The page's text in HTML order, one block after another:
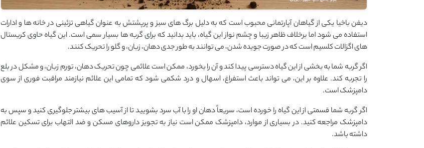
دیفن ‌باخیا یکی از گیاهان آپارتمانی محبوب است که به دلیل برگ ‌های سبز و پرپشتش به عنوان گیاهی تزئینی در خانه‌ ها و ادارات
استفاده می ‌شود اما برخلاف ظاهر زیبا و چشم ‌نواز این گیاه، باید بدانید که برای گربه ‌ها بسیار سمی است. این گیاه حاوی کریستال
‌های اگزالات کلسیم است که در صورت جویده شدن، می ‌توانند به طور جدی دهان، زبان، و گلو را تحریک کنند.
اگر گربه شما به بخشی از این گیاه دسترسی پیدا کند و آن را بخورد، ممکن است علائمی چون تحریک دهان، تورم زبان، و مشکل در بلع
را تجربه کند. علاوه بر این، می ‌تواند باعث استفراغ، اسهال و درد شکمی شود که تمامی این علائم نیازمند مراقبت فوری از سوی
دامپزشک است.
اگر گربه شما قسمتی از این گیاه را خورده است، سریعاً دهان او را با آب سرد بشویید تا از آسیب ‌های بیشتر جلوگیری کنید و سپس به
دامپزشک مراجعه کنید. در بسیاری از موارد، دامپزشک ممکن است نیاز به تجویز داروهای مسکن و ضد التهاب برای تسکین علائم
داشته باشد.